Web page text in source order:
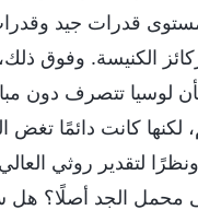
قدرات جيد
الكنيسة. وفوق
لوسيا تتصرف دون
لكنها كانت دائمًا
لتقدير روثي
محمل الجد أصلًا؟ هل